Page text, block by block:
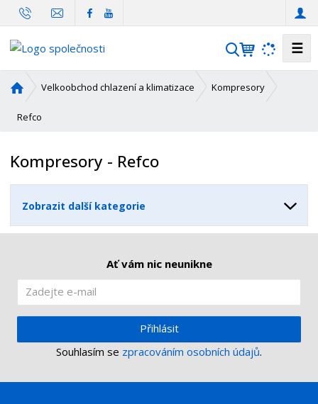
V
h
☰
v
o
í
r
a
Velkoobchod chlazení a klimatizace Kompresory
Refco
Kompresory - Refco
Zobrazit další kategorie
Ať vám nic neunikne
Přihlásit
Souhlasím se zpracováním osobních údajů.